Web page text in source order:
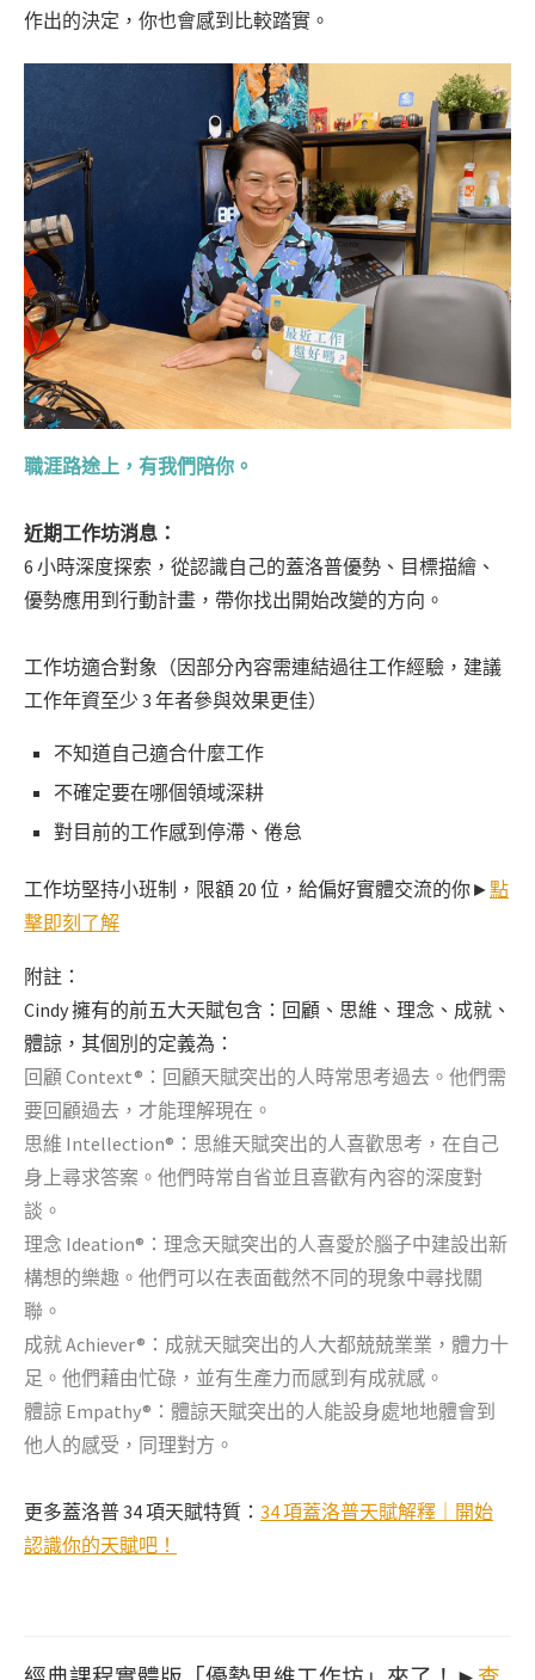
作出的決定，你也會感到比較踏實。
職涯路途上，有我們陪你。
近期工作坊消息：
6 小時深度探索，從認識自己的蓋洛普優勢、目標描繪、
優勢應用到行動計畫，帶你找出開始改變的方向。
工作坊適合對象（因部分內容需連結過往工作經驗，建議
工作年資至少 3 年者參與效果更佳）
不知道自己適合什麼工作
不確定要在哪個領域深耕
對目前的工作感到停滯、倦怠
工作坊堅持小班制，限額 20 位，給偏好實體交流的你►點
擊即刻了解
附註：
Cindy 擁有的前五大天賦包含： 回顧、思維、理念、成就、
體諒，其個別的定義為：
回顧 Context®：回顧天賦突出的人時常思考過去。他們需
要回顧過去，才能理解現在。
思維 Intellection®：思維天賦突出的人喜歡思考，在自己
身上尋求答案。他們時常自省並且喜歡有內容的深度對
談。
理念 Ideation®：理念天賦突出的人喜愛於腦子中建設出新
構想的樂趣。他們可以在表面截然不同的現象中尋找關
聯。
成就 Achiever®： 成就天賦突出的人大都兢兢業業，體力十
足。他們藉由忙碌，並有生產力而感到有成就感。
體諒 Empathy®：體諒天賦突出的人能設身處地地體會到
他人的感受，同理對方。
更多蓋洛普 34 項天賦特質： 34 項蓋洛普天賦解釋｜開始
認識你的天賦吧！